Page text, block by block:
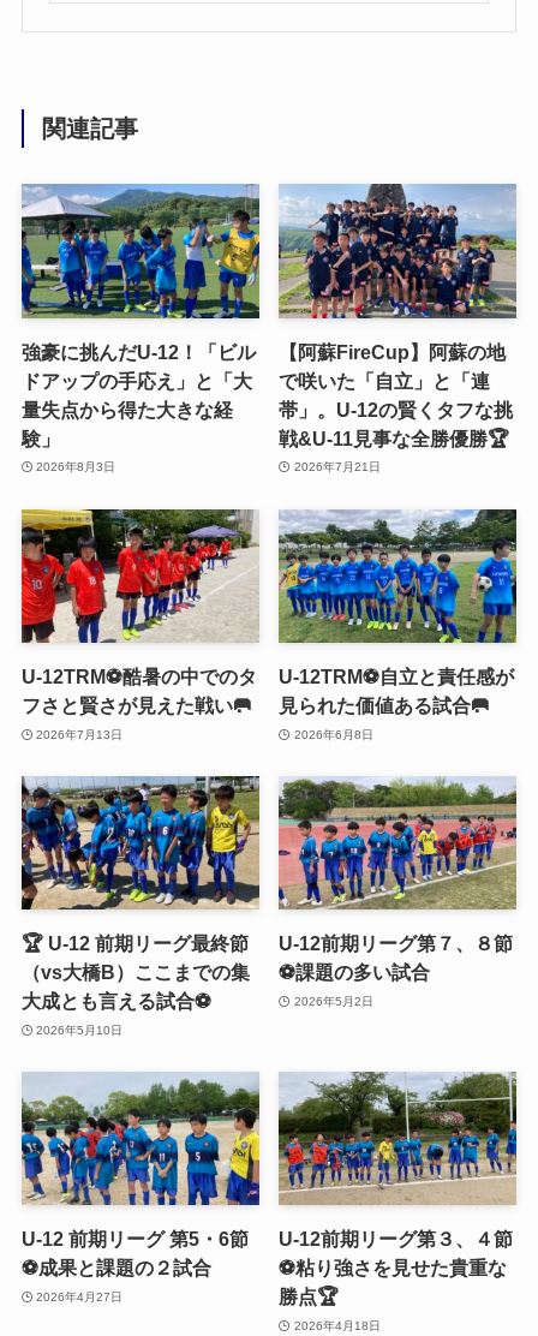
関連記事
強豪に挑んだU-12！「ビル
ドアップの手応え」と「大
量失点から得た大きな経
験」
2026年8月3日
【阿蘇FireCup】阿蘇の地
で咲いた「自立」と「連
帯」。U-12の賢くタフな挑
戦&U-11見事な全勝優勝🏆
2026年7月21日
U-12TRM⚽️酷暑の中でのタ
フさと賢さが見えた戦い🥅
2026年7月13日
U-12TRM⚽️自立と責任感が
見られた価値ある試合🥅
2026年6月8日
🏆 U-12 前期リーグ最終節
（vs大橋B）ここまでの集
大成とも言える試合⚽️
2026年5月10日
U-12前期リーグ第７、８節
⚽️課題の多い試合
2026年5月2日
U-12 前期リーグ 第5・6節
⚽️成果と課題の２試合
2026年4月27日
U-12前期リーグ第３、４節
⚽️粘り強さを見せた貴重な
勝点🏆
2026年4月18日